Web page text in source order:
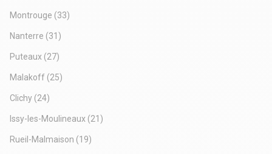
Montrouge (33)
Nanterre (31)
Puteaux (27)
Malakoff (25)
Clichy (24)
Issy-les-Moulineaux (21)
Rueil-Malmaison (19)